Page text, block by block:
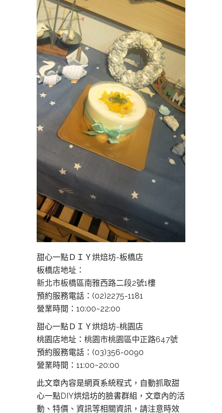
甜心一點ＤＩＹ烘焙坊-板橋店
板橋店地址：
新北市板橋區南雅西路二段2號1樓
預約服務電話：(02)2275-1181
營業時間：10:00~22:00
甜心一點ＤＩＹ烘焙坊-桃園店
桃園店地址： 桃園市桃園區中正路647號
預約服務電話：(03)356-0090
營業時間：11:00~20:00
此文章內容是網頁系統程式，自動抓取甜
心一點DIY烘焙坊的臉書群組，文章內的活
動、特價、資訊等相關資訊，請注意時效